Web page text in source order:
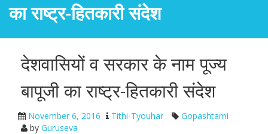
का राष्ट्र-हितकारी संदेश
देशवासियों व सरकार के नाम पूज्य
बापूजी का राष्ट्र-हितकारी संदेश
November 6, 2016 Tithi-Tyouhar
Gopashtami
by Guruseva